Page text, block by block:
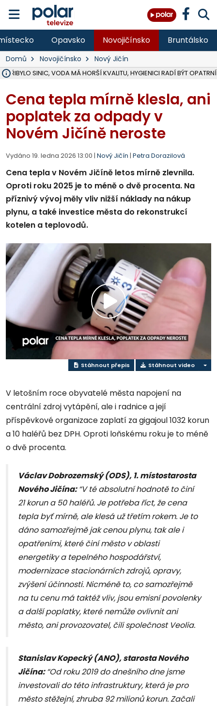
Opavsko Novojičínsko Bruntálsko
Domů Novojičínsko Nový Jičín
PŘIBYLO SINIC, VODA MÁ HORŠÍ KVALITU, HYGIENICI RADÍ BÝT OPATRNÍ
Cena tepla mírně klesla, ani
poplatek za odpady v
Novém Jičíně neroste
Vydáno 19. ledna 2026 13:00 | Nový Jičín | Petra Dorazilová
Cena tepla v Novém Jičíně letos mírně zlevnila.
Oproti roku 2025 je to méně o dvě procenta. Na
příznivý vývoj měly vliv nižší náklady na nákup
plynu, a také investice města do rekonstrukcí
kotelen a teplovodů.
Přehrát
video
Stáhnout přepis Stáhnout video
V letošním roce obyvatelé města napojení na
centrální zdroj vytápění, ale i radnice a její
příspěvkové organizace zaplatí za gigajoul 1032 korun
a 10 haléřů bez DPH. Oproti loňskému roku je to méně
o dvě procenta.
Václav Dobrozemský (ODS), 1. místostarosta
Nového Jičína:“V té absolutní hodnotě to činí
21 korun a 50 haléřů. Je potřeba říct, že cena
tepla byť mírně, ale klesá už třetím rokem. Je to
dáno samozřejmě jak cenou plynu, tak ale i
opatřeními, které činí město v oblasti
energetiky a tepelného hospodářství,
modernizace stacionárních zdrojů, opravy,
zvýšení účinnosti. Nicméně to, co samozřejmě
na tu cenu má taktéž vliv, jsou emisní povolenky
a další poplatky, které nemůže ovlivnit ani
město, ani provozovatel, čili společnost Veolia.
Stanislav Kopecký (ANO), starosta Nového
Jičína:“Od roku 2019 do dnešního dne jsme
investovali do této infrastruktury, která je pro
město stěžejní, zhruba 92 milionů korun. Začali